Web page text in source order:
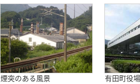
煙突のある風景 有田町役場